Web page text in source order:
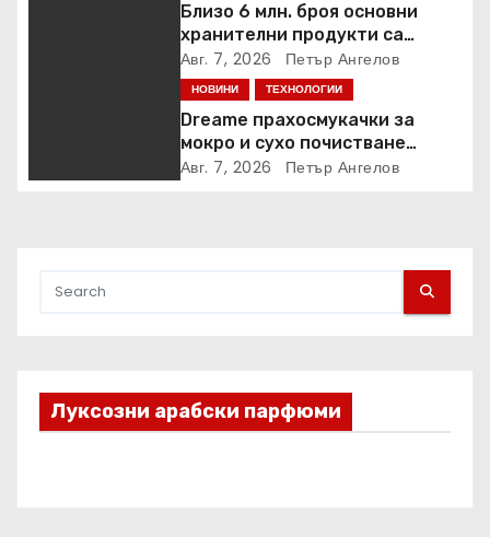
Близо 6 млн. броя основни
хранителни продукти са
закупени от „Кошница с
грижа“ в Kaufland от старта на
кампанията
Авг. 7, 2026 Петър Ангелов
НОВИНИ ТЕХНОЛОГИИ
Dreame прахосмукачки за
мокро и сухо почистване
надхвърлиха 2 000 патентни
Авг. 7, 2026 Петър Ангелов
Луксозни арабски парфюми